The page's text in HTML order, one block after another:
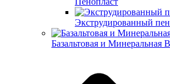
Экструдированный
Базальтовая и Минеральная